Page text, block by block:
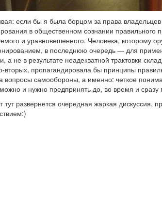
если бы я была борцом за права
в общественном сознании правильного
и уравновешенного. Человека, которому
в последнюю очередь — для
а не в результате неадекватной трактовки
вторых, пропагандировала бы принципы
вопросы самообороны, а именно: четкое
и нужно предпринять до, во время и сразу
тут развернется очередная жаркая